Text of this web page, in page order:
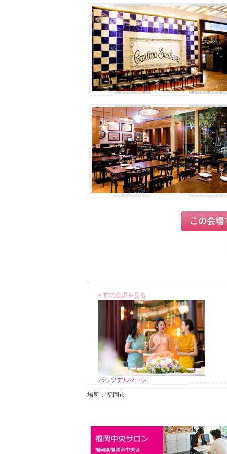
« 前の会場を見る
パッソデルマーレ
場所： 福岡市